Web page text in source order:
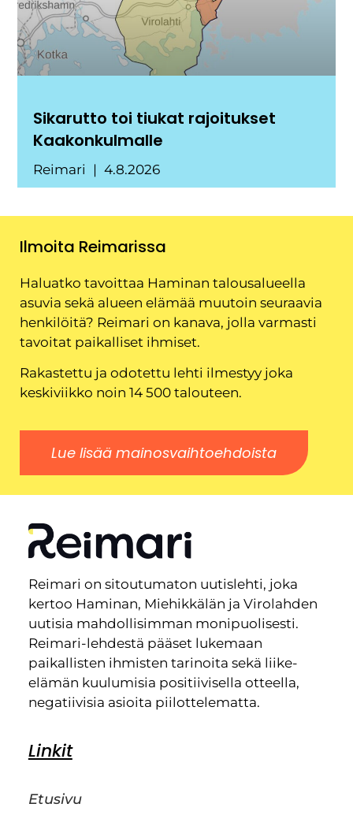
Sikarutto toi tiukat rajoitukset
Kaakonkulmalle
Reimari 4.8.2026
Ilmoita Reimarissa
Haluatko tavoittaa Haminan talousalueella
asuvia sekä alueen elämää muutoin seuraavia
henkilöitä? Reimari on kanava, jolla varmasti
tavoitat paikalliset ihmiset.
Rakastettu ja odotettu lehti ilmestyy joka
keskiviikko noin 14 500 talouteen.
Lue lisää mainosvaihtoehdoista
Reimari on sitoutumaton uutislehti, joka
kertoo Haminan, Miehikkälän ja Virolahden
uutisia mahdollisimman monipuolisesti.
Reimari-lehdestä pääset lukemaan
paikallisten ihmisten tarinoita sekä liike-
elämän kuulumisia positiivisella otteella,
negatiivisia asioita piilottelematta.
Linkit
Etusivu